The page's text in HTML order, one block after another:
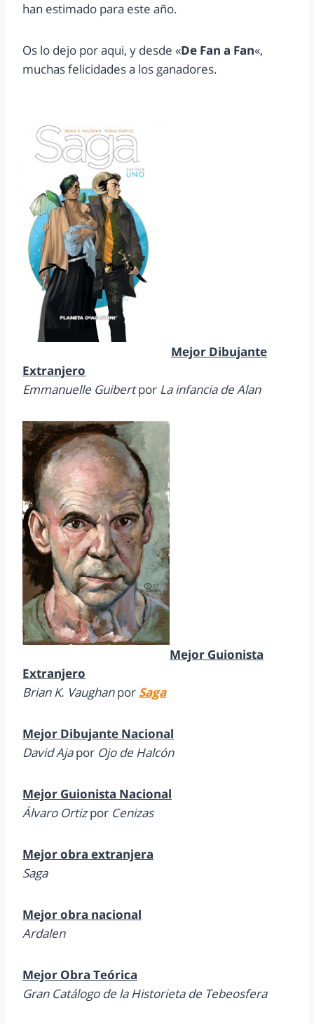
han estimado para este año.
Os lo dejo por aqui, y desde «De Fan a Fan«,
muchas felicidades a los ganadores.
Mejor Dibujante
Extranjero
Emmanuelle Guibertpor La infancia de Alan
Mejor Guionista
Extranjero
Brian K. Vaughanpor Saga
Mejor Dibujante Nacional
David Ajapor Ojo de Halcón
Mejor Guionista Nacional
Álvaro Ortizpor Cenizas
Mejor obra extranjera
Saga
Mejor obra nacional
Ardalen
Mejor Obra Teórica
Gran Catálogo de la Historieta de Tebeosfera